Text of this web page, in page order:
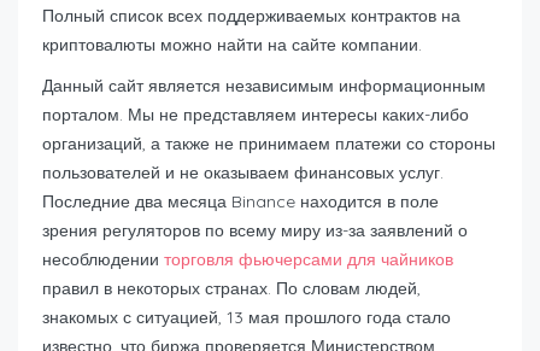
Полный список всех поддерживаемых контрактов на
криптовалюты можно найти на сайте компании.
Данный сайт является независимым информационным
порталом. Мы не представляем интересы каких-либо
организаций, а также не принимаем платежи со стороны
пользователей и не оказываем финансовых услуг.
Последние два месяца Binance находится в поле
зрения регуляторов по всему миру из-за заявлений о
несоблюдении торговля фьючерсами для чайников
правил в некоторых странах. По словам людей,
знакомых с ситуацией, 13 мая прошлого года стало